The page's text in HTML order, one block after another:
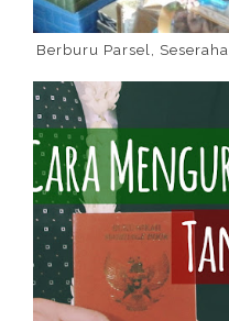
Berburu Parsel,